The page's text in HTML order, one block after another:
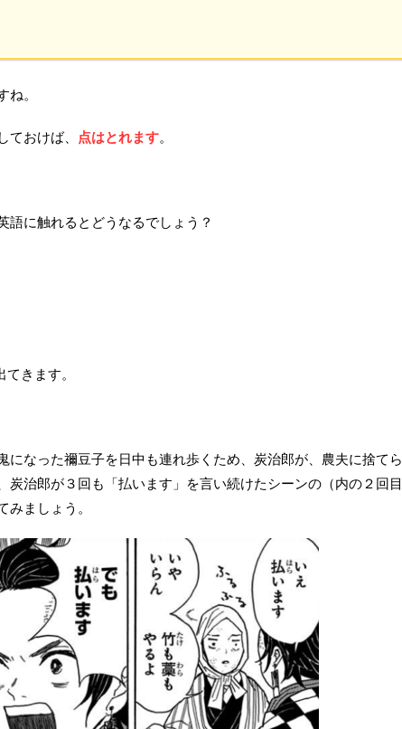
。
おけば、 点はとれます。
語に触れるとどうなるでしょう？
てきます。
になった禰豆子を日中も連れ歩くため、炭治郎が、農夫に捨てら
炭治郎が３回も「払います」を言い続けたシーンの（内の２回目
ましょう。